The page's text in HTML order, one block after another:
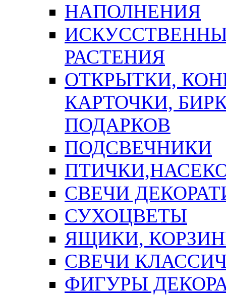
НАПОЛНЕНИЯ
РАСТЕНИЯ
ОТКРЫТКИ,
КАРТОЧКИ,
ПОДАРКОВ
ПОДСВЕЧНИКИ
СВЕЧИ
СУХОЦВЕТЫ
ЯЩИКИ,
СВЕЧИ
ФИГУРЫ